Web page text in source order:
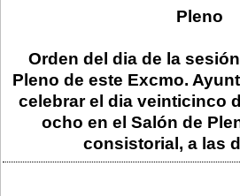
Pleno
Orden del dia de la
Pleno de este Excmo.
celebrar el dia veinticinco
ocho en el Salón de
consistorial, a las